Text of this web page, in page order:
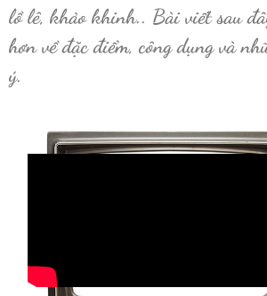
lồ lê, khảo khinh.. Bài viết sau
hơn về đặc điểm, công dụng và
ý.